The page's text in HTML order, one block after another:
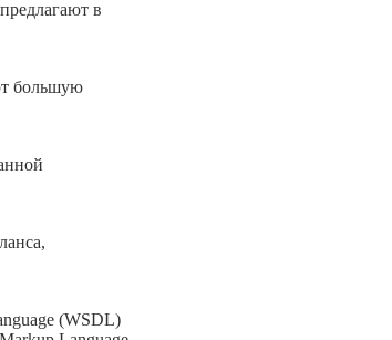
в
большую
(WSDL)